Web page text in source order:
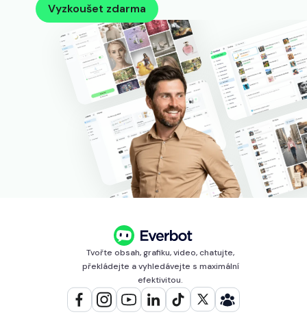
Vyzkoušet zdarma
Tvořte obsah, grafiku, video, chatujte,
překládejte a vyhledávejte s maximální
efektivitou.